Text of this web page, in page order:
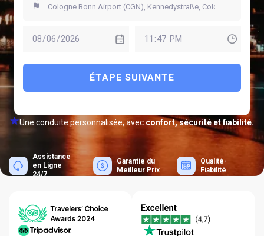
ÉTAPE SUIVANTE
Une conduite personnalisée, avec confort, sécurité et fiabilité.
Assistance
en Ligne
24/7
Garantie du
Meilleur Prix
Qualité-
Fiabilité